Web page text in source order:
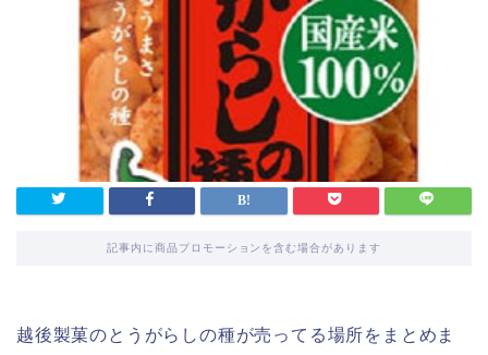
記事内に商品プロモーションを含む場合があります
越後製菓のとうがらしの種が売ってる場所をまとめま